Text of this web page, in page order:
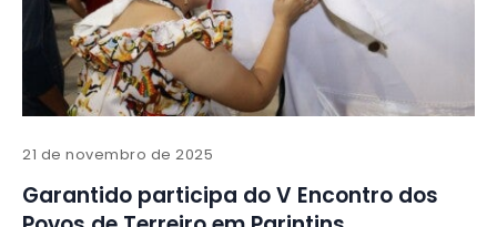
21 de novembro de 2025
Garantido participa do V Encontro dos